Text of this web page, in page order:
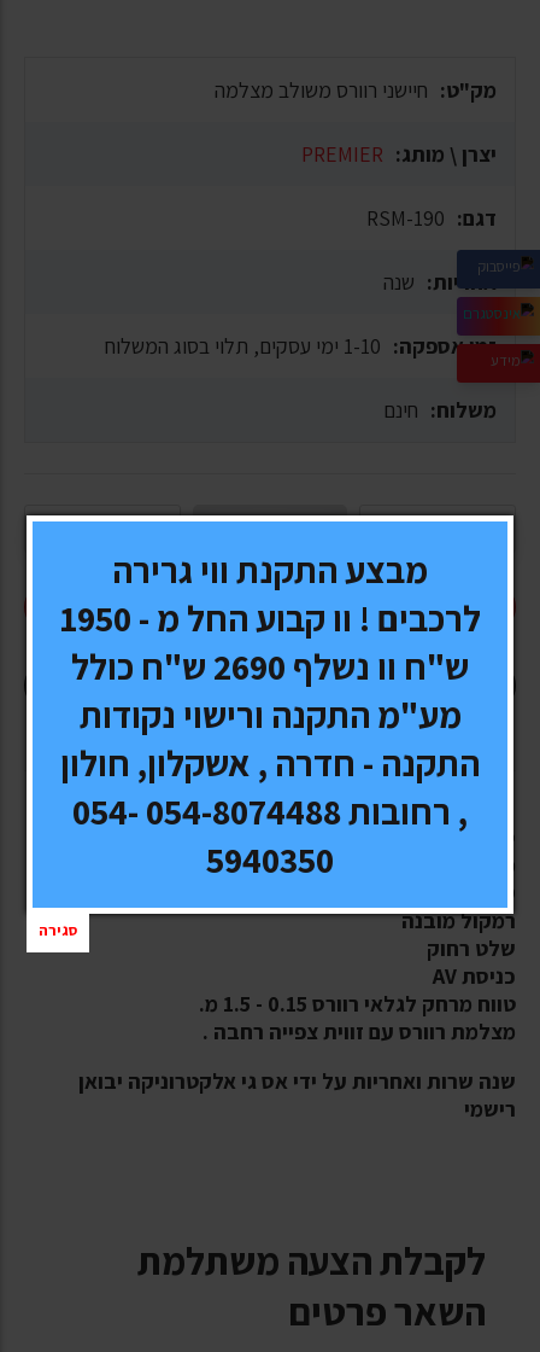
מק"ט: חיישני רוורס משולב מצלמה
יצרן \ מותג: PREMIER
דגם: RSM-190
אחריות: שנה
זמן אספקה: 1-10 ימי עסקים, תלוי בסוג המשלוח
משלוח: חינם
הוסף לעגלה
קנה עכשיו
סט מושלם לרכב :
מסך מראה 7" ,4 גלאי רוורס ומצלמת רוורס
OSD- הצגת תפריטים על גבי מסך
רמקול מובנה
שלט רחוק
כניסת AV
טווח מרחק לגלאי רוורס 0.15 - 1.5 מ.
מצלמת רוורס עם זווית צפייה רחבה .
שנה שרות ואחריות על ידי אס גי אלקטרוניקה יבואן
רישמי
לקבלת הצעה משתלמת
השאר פרטים
מבצע התקנת ווי גרירה
לרכבים ! וו קבוע החל מ - 1950
ש"ח וו נשלף 2690 ש"ח כולל
מע"מ התקנה ורישוי נקודות
התקנה - חדרה , אשקלון, חולון
, רחובות 054-8074488 054-
5940350
סגירה